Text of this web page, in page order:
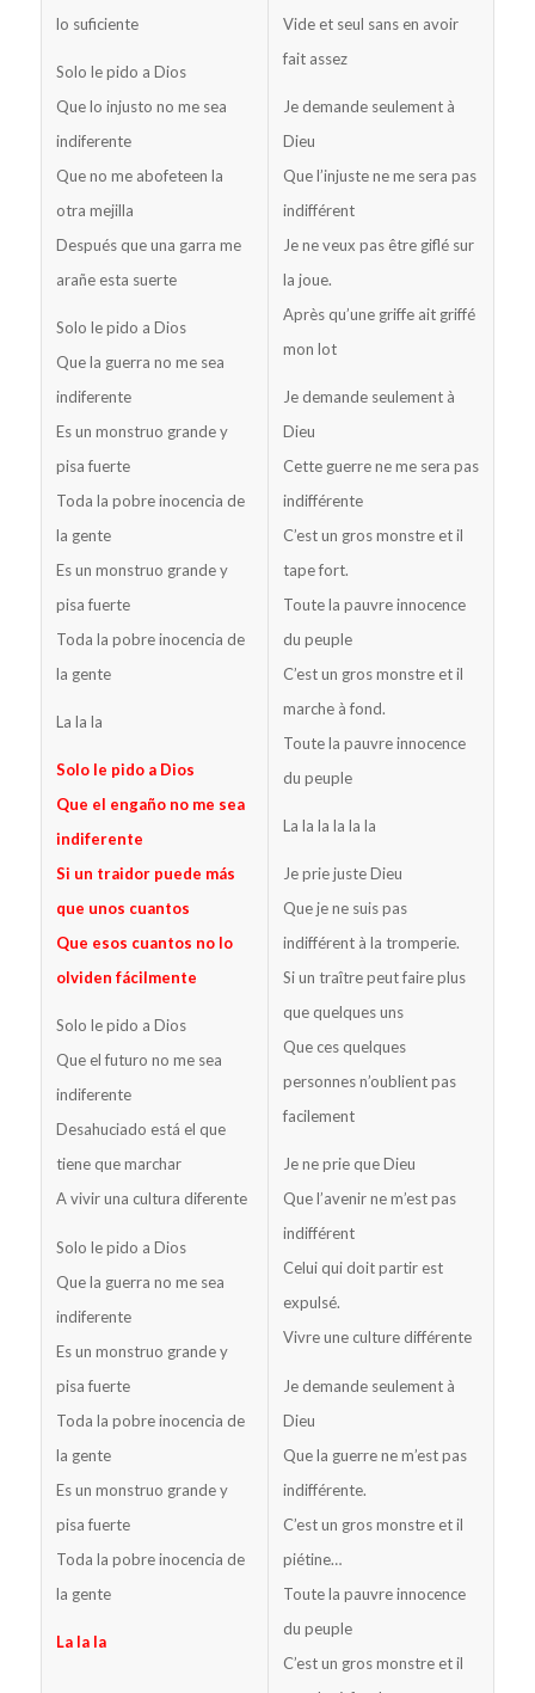
lo suficiente
Solo le pido a Dios
Que lo injusto no me sea
indiferente
Que no me abofeteen la
otra mejilla
Después que una garra me
arañe esta suerte
Solo le pido a Dios
Que la guerra no me sea
indiferente
Es un monstruo grande y
pisa fuerte
Toda la pobre inocencia de
la gente
Es un monstruo grande y
pisa fuerte
Toda la pobre inocencia de
la gente
La la la
Solo le pido a Dios
Que el engaño no me sea
indiferente
Si un traidor puede más
que unos cuantos
Que esos cuantos no lo
olviden fácilmente
Solo le pido a Dios
Que el futuro no me sea
indiferente
Desahuciado está el que
tiene que marchar
A vivir una cultura diferente
Solo le pido a Dios
Que la guerra no me sea
indiferente
Es un monstruo grande y
pisa fuerte
Toda la pobre inocencia de
la gente
Es un monstruo grande y
pisa fuerte
Toda la pobre inocencia de
la gente
La la la
Vide et seul sans en avoir
fait assez
Je demande seulement à
Dieu
Que l’injuste ne me sera pas
indifférent
Je ne veux pas être giflé sur
la joue.
Après qu’une griffe ait griffé
mon lot
Je demande seulement à
Dieu
Cette guerre ne me sera pas
indifférente
C’est un gros monstre et il
tape fort.
Toute la pauvre innocence
du peuple
C’est un gros monstre et il
marche à fond.
Toute la pauvre innocence
du peuple
La la la la la la
Je prie juste Dieu
Que je ne suis pas
indifférent à la tromperie.
Si un traître peut faire plus
que quelques uns
Que ces quelques
personnes n’oublient pas
facilement
Je ne prie que Dieu
Que l’avenir ne m’est pas
indifférent
Celui qui doit partir est
expulsé.
Vivre une culture différente
Je demande seulement à
Dieu
Que la guerre ne m’est pas
indifférente.
C’est un gros monstre et il
piétine…
Toute la pauvre innocence
du peuple
C’est un gros monstre et il